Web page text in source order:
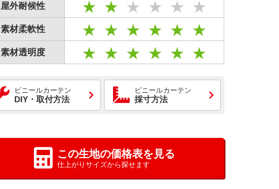
屋外耐候性
素材柔軟性
素材透明度
ビニールカーテン
DIY・取付方法
ビニールカーテン
採寸方法
この生地の価格表を見る
仕上がりサイズから探せます